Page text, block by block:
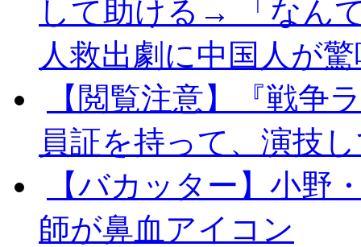
して助ける→ 「なん
人救出劇に中国人が
【閲覧注意】『戦争
員証を持って、演技
【バカッター】小野
師が鼻血アイコン